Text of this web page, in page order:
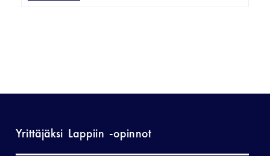
Yrittäjäksi Lappiin -opinnot